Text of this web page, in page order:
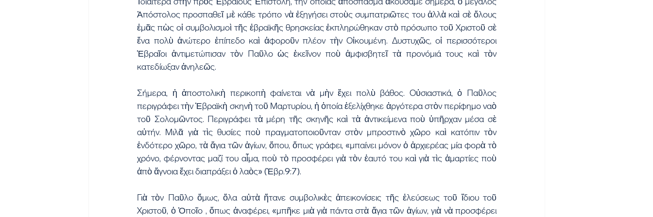
Ἀπόστολος προσπαθεῖ μὲ κάθε τρόπο νὰ ἐξηγήσει στοὺς συμπατριῶτες του ἀλλὰ καὶ σὲ ὅλους
ἐμᾶς πὼς οἱ συμβολισμοὶ τῆς ἑβραϊκῆς θρησκείας ἐκπληρώθηκαν στὸ πρόσωπο τοῦ Χριστοῦ σὲ
ἕνα πολὺ ἀνώτερο ἐπίπεδο καὶ ἀφοροῦν πλέον τὴν Οἰκουμένη. Δυστυχῶς, οἱ περισσότεροι
Ἑβραῖοι ἀντιμετώπισαν τὸν Παῦλο ὡς ἐκεῖνον ποὺ ἀμφισβητεῖ τὰ προνόμιά τους καὶ τὸν
κατεδίωξαν ἀνηλεῶς.
Σήμερα, ἡ ἀποστολικὴ περικοπὴ φαίνεται νὰ μὴν ἔχει πολὺ βάθος. Οὐσιαστικά, ὁ Παῦλος
περιγράφει τὴν Ἑβραϊκὴ σκηνὴ τοῦ Μαρτυρίου, ἡ ὁποία ἐξελίχθηκε ἀργότερα στὸν περίφημο ναὸ
τοῦ Σολομῶντος. Περιγράφει τὰ μέρη τῆς σκηνῆς καὶ τὰ ἀντικείμενα ποὺ ὑπῆρχαν μέσα σὲ
αὐτήν. Μιλᾶ γιὰ τὶς θυσίες ποὺ πραγματοποιοῦνταν στὸν μπροστινὸ χῶρο καὶ κατόπιν τὸν
ἐνδότερο χῶρο, τὰ ἅγια τῶν ἁγίων, ὅπου, ὅπως γράφει, «μπαίνει μόνον ὁ ἀρχιερέας μία φορὰ τὸ
χρόνο, φέρνοντας μαζί του αἷμα, ποὺ τὸ προσφέρει γιὰ τὸν ἑαυτό του καὶ γιὰ τὶς ἁμαρτίες ποὺ
ἀπὸ ἄγνοια ἔχει διαπράξει ὁ λαὸς» (Ἑβρ.9:7).
Γιὰ τὸν Παῦλο ὅμως, ὅλα αὐτὰ ἤτανε συμβολικὲς ἀπεικονίσεις τῆς ἐλεύσεως τοῦ ἴδιου τοῦ
Χριστοῦ, ὁ Ὁποῖο , ὅπως ἀναφέρει, «μπῆκε μιὰ γιὰ πάντα στὰ ἅγια τῶν ἁγίων, γιὰ νὰ προσφέρει